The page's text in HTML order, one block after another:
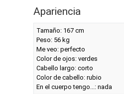
Apariencia
Tamaño: 167 cm
Peso: 56 kg
Me veo: perfecto
Color de ojos: verdes
Cabello largo: corto
Color de cabello: rubio
En el cuerpo tengo...: nada